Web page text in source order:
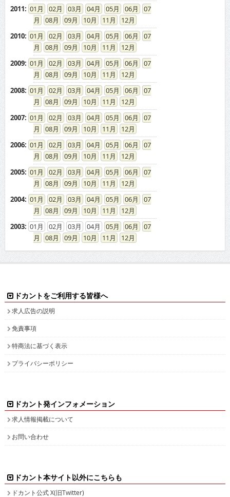
2011: 01 02 03 04 05 06
07
08
09 10 11
12
2010: 01 02 03 04 05 06
07
08
09 10 11
12
2009: 01 02 03 04 05 06
07
08
09 10 11
12
2008: 01 02 03 04 05 06
07
08
09 10 11
12
2007: 01 02 03 04 05 06
07
08
09 10 11
12
2006: 01 02 03 04 05 06
07
08
09 10 11
12
2005: 01 02 03 04 05 06
07
08
09 10 11
12
2004: 01 02 03 04 05 06
07
08
09 10 11
12
2003: 01 02 03 04 05 06
07
08
09 10 11 12
ドカントをご利用する皆様へ
求人広告の説明
免責事項
特商法に基づく表示
プライバシーポリシー
ドカント発インフォメーション
求人情報掲載について
お問い合わせ
ドカント本サイト以外にこちらも
ドカント公式 X(旧Twitter)